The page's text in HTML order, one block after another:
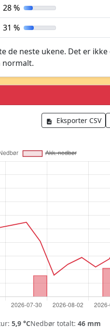
28 %
31 %
de neste ukene. Det er
normalt.
Eksporter CSV
5,9 °CNedbør totalt: 46 mm